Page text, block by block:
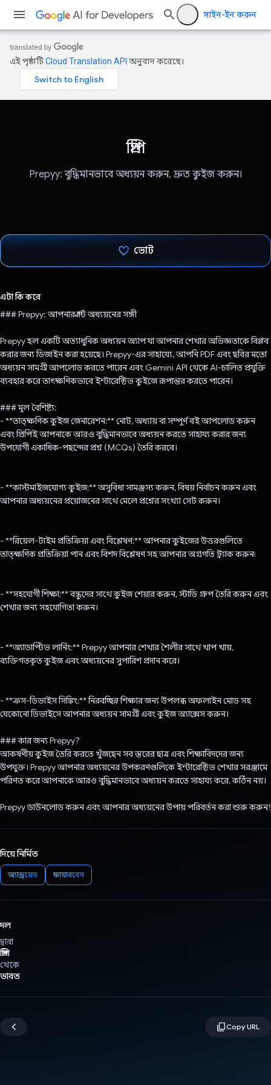
সাইন-ইন করুন
এই পৃষ্ঠাটিCloud Translation API অনুবাদ করেছে।
প্রিপি
Prepyy: বুদ্ধিমানভাবে অধ্যয়ন করুন, দ্রুত কুইজ করুন।
ভোট
এটা কি করে
### Prepyy: আপনার স্মার্ট অধ্যয়নের সঙ্গী
Prepyy হল একটি অত্যাধুনিক অধ্যয়ন অ্যাপ যা আপনার শেখার অভিজ্ঞতাকে বিপ্লব
করার জন্য ডিজাইন করা হয়েছে। Prepyy-এর সাহায্যে, আপনি PDF এবং ছবির মতো
অধ্যয়ন সামগ্রী আপলোড করতে পারেন এবং Gemini API থেকে AI-চালিত প্রযুক্তি
ব্যবহার করে তাৎক্ষণিকভাবে ইন্টারেক্টিভ কুইজে রূপান্তর করতে পারেন।
### মূল বৈশিষ্ট্য:
- **তাত্ক্ষণিক কুইজ জেনারেশন:** নোট, অধ্যায় বা সম্পূর্ণ বই আপলোড করুন
এবং প্রিপিই আপনাকে আরও বুদ্ধিমানভাবে অধ্যয়ন করতে সাহায্য করার জন্য
উপযোগী একাধিক-পছন্দের প্রশ্ন (MCQs) তৈরি করবে।
- **কাস্টমাইজযোগ্য কুইজ:** অসুবিধা সামঞ্জস্য করুন, বিষয় নির্বাচন করুন এবং
আপনার অধ্যয়নের প্রয়োজনের সাথে মেলে প্রশ্নের সংখ্যা সেট করুন।
- **রিয়েল-টাইম প্রতিক্রিয়া এবং বিশ্লেষণ:** আপনার কুইজের উত্তরগুলিতে
তাত্ক্ষণিক প্রতিক্রিয়া পান এবং বিশদ বিশ্লেষণ সহ আপনার অগ্রগতি ট্র্যাক করুন৷
- **সহযোগী শিক্ষা:** বন্ধুদের সাথে কুইজ শেয়ার করুন, স্টাডি গ্রুপ তৈরি করুন এবং
শেখার জন্য সহযোগিতা করুন।
- **অ্যাডাপ্টিভ লার্নিং:** Prepyy আপনার শেখার শৈলীর সাথে খাপ খায়,
ব্যক্তিগতকৃত কুইজ এবং অধ্যয়নের সুপারিশ প্রদান করে।
- **ক্রস-ডিভাইস সিঙ্কিং:** নিরবচ্ছিন্ন শিক্ষার জন্য উপলব্ধ অফলাইন মোড সহ
যেকোনো ডিভাইসে আপনার অধ্যয়ন সামগ্রী এবং কুইজ অ্যাক্সেস করুন।
### কার জন্য Prepyy?
আকর্ষণীয় কুইজ তৈরি করতে খুঁজছেন সব স্তরের ছাত্র এবং শিক্ষাবিদদের জন্য
উপযুক্ত। Prepyy আপনার অধ্যয়নের উপকরণগুলিকে ইন্টারেক্টিভ শেখার সরঞ্জামে
পরিণত করে আপনাকে আরও বুদ্ধিমানভাবে অধ্যয়ন করতে সাহায্য করে, কঠিন নয়।
Prepyy ডাউনলোড করুন এবং আপনার অধ্যয়নের উপায় পরিবর্তন করা শুরু করুন!
দিয়ে নির্মিত
অ্যান্ড্রয়েড ফায়ারবেস
দল
দ্বারা
প্রিপি
থেকে
ভারত